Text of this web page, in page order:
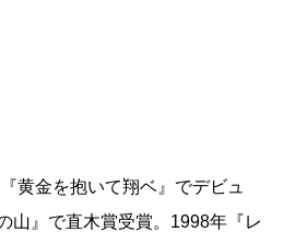
黄金を抱いて翔ベ』でデビュ
山』で直木賞受賞。1998年『レ